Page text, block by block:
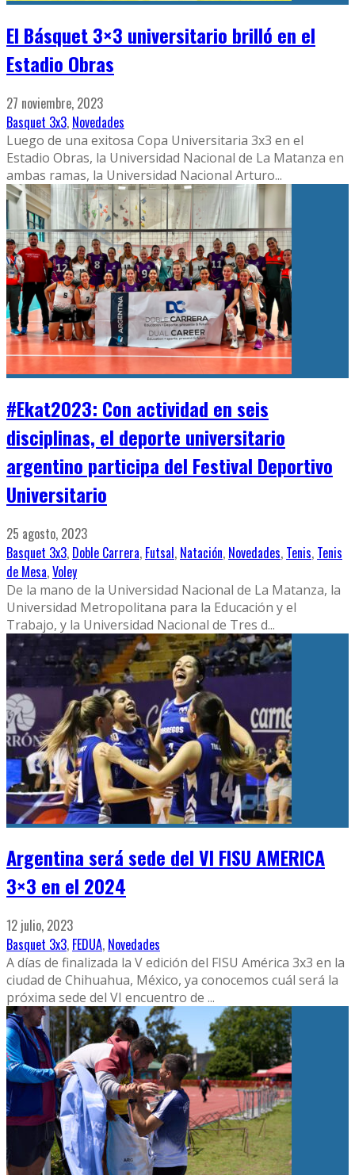
El Básquet 3×3 universitario brilló en el
Estadio Obras
27 noviembre, 2023
Basquet 3x3, Novedades
Luego de una exitosa Copa Universitaria 3x3 en el
Estadio Obras, la Universidad Nacional de La Matanza en
ambas ramas, la Universidad Nacional Arturo...
#Ekat2023: Con actividad en seis
disciplinas, el deporte universitario
argentino participa del Festival Deportivo
Universitario
25 agosto, 2023
Basquet 3x3, Doble Carrera, Futsal, Natación, Novedades, Tenis, Tenis
de Mesa,Voley
De la mano de la Universidad Nacional de La Matanza, la
Universidad Metropolitana para la Educación y el
Trabajo, y la Universidad Nacional de Tres d...
Argentina será sede del VI FISU AMERICA
3×3 en el 2024
12 julio, 2023
Basquet 3x3, FEDUA, Novedades
A días de finalizada la V edición del FISU América 3x3 en la
ciudad de Chihuahua, México, ya conocemos cuál será la
próxima sede del VI encuentro de ...